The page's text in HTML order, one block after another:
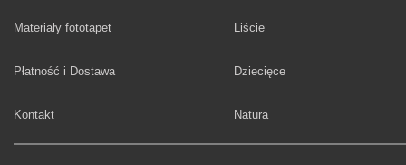
Materiały fototapet
Płatność i Dostawa
Kontakt
Fototapety
Liście
Fototapety
Dziecięce
Fototapety
Natura